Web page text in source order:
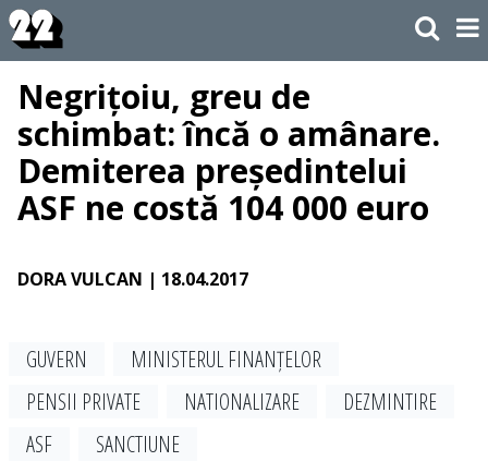
Negrițoiu, greu de
schimbat: încă o amânare.
Demiterea președintelui
ASF ne costă 104 000 euro
DORA VULCAN | 18.04.2017
GUVERN
MINISTERUL FINANȚELOR
PENSII PRIVATE
NATIONALIZARE
DEZMINTIRE
ASF
SANCTIUNE